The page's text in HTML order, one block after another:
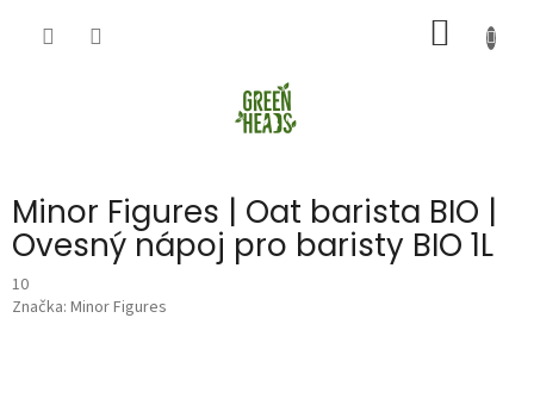
KOŠÍK
Minor Figures | Oat barista BIO |
Ovesný nápoj pro baristy BIO 1L
10
Značka: Minor Figures